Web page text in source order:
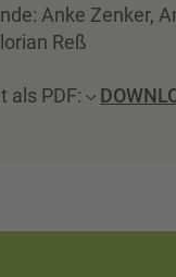
Anke Zenker,
Reß
als PDF: